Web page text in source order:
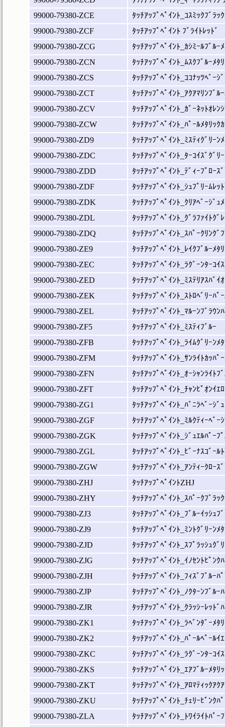
99000-79380-ZCE
ﾀｯﾁｱｯﾌﾟﾍﾟｲﾝﾄ_ｺｽﾐｯｸﾌﾞﾗｯ
99000-79380-ZCF
ﾀｯﾁｱｯﾌﾟﾍﾟｲﾝﾄ ﾌﾞﾗｲﾄﾚｯﾄﾞ
99000-79380-ZCG
ﾀｯﾁｱｯﾌﾟﾍﾟｲﾝﾄ_ｶｼﾐｰﾙﾌﾞﾙｰ
99000-79380-ZCN
ﾀｯﾁｱｯﾌﾟﾍﾟｲﾝﾄ_ﾑｽｸﾌﾞﾙｰﾒﾀ
99000-79380-ZCS
ﾀｯﾁｱｯﾌﾟﾍﾟｲﾝﾄ_ｺｺﾅｯﾂﾍﾞｰｼ
99000-79380-ZCT
ﾀｯﾁｱｯﾌﾟﾍﾟｲﾝﾄ_ｱｸｱﾏﾘﾝﾌﾞﾙ
99000-79380-ZCV
ﾀｯﾁｱｯﾌﾟﾍﾟｲﾝﾄ_ｶﾞｰﾈｯﾄｵﾚﾝ
99000-79380-ZCW
ﾀｯﾁｱｯﾌﾟﾍﾟｲﾝﾄ_ﾊﾟｰﾙﾒﾀﾘｯｸ
99000-79380-ZD9
ﾀｯﾁｱｯﾌﾟﾍﾟｲﾝﾄ_ﾐｽﾃｨｸﾞﾘｰﾝ
99000-79380-ZDC
ﾀｯﾁｱｯﾌﾟﾍﾟｲﾝﾄ_ﾀｰｺｲｽﾞｸﾞﾘ
99000-79380-ZDD
ﾀｯﾁｱｯﾌﾟﾍﾟｲﾝﾄ_ﾃﾞｨｰﾌﾟﾛｰｽ
99000-79380-ZDF
ﾀｯﾁｱｯﾌﾟﾍﾟｲﾝﾄ_ｼｭﾌﾟﾘｰﾑﾚｯ
99000-79380-ZDK
ﾀｯﾁｱｯﾌﾟﾍﾟｲﾝﾄ_ｸﾘｱﾍﾞｰｼﾞｭ
99000-79380-ZDL
ﾀｯﾁｱｯﾌﾟﾍﾟｲﾝﾄ_ｸﾞﾗﾌｧｲﾄｸﾞ
99000-79380-ZDQ
ﾀｯﾁｱｯﾌﾟﾍﾟｲﾝﾄ_ｽﾊﾟｰｸﾘﾝｸﾞ
99000-79380-ZE9
ﾀｯﾁｱｯﾌﾟﾍﾟｲﾝﾄ_ﾚｲｸﾌﾞﾙｰﾒﾀ
99000-79380-ZEC
ﾀｯﾁｱｯﾌﾟﾍﾟｲﾝﾄ_ﾗｸﾞｰﾝﾀｰｺｲ
99000-79380-ZED
ﾀｯﾁｱｯﾌﾟﾍﾟｲﾝﾄ_ﾐｽﾃﾘｱｽﾊﾞｲ
99000-79380-ZEK
ﾀｯﾁｱｯﾌﾟﾍﾟｲﾝﾄ_ｽﾄﾛﾍﾞﾘｰﾊﾟ
99000-79380-ZEL
ﾀｯﾁｱｯﾌﾟﾍﾟｲﾝﾄ_ﾏﾙｰﾝﾌﾞﾗｳﾝ
99000-79380-ZF5
ﾀｯﾁｱｯﾌﾟﾍﾟｲﾝﾄ_ﾐｽﾃｨﾌﾞﾙｰ
99000-79380-ZFB
ﾀｯﾁｱｯﾌﾟﾍﾟｲﾝﾄ_ﾗｲﾑｸﾞﾘｰﾝﾒ
99000-79380-ZFM
ﾀｯﾁｱｯﾌﾟﾍﾟｲﾝﾄ_ｻﾝﾗｲﾄｶｯﾊﾟ
99000-79380-ZFN
ﾀｯﾁｱｯﾌﾟﾍﾟｲﾝﾄ_ｵｰｼｬﾝﾗｲﾄﾌ
99000-79380-ZFT
ﾀｯﾁｱｯﾌﾟﾍﾟｲﾝﾄ_ﾁｬﾝﾋﾟｵﾝｲｴ
99000-79380-ZG1
ﾀｯﾁｱｯﾌﾟﾍﾟｲﾝﾄ_ﾊﾞﾆﾗﾍﾞｰｼﾞｭ
99000-79380-ZGF
ﾀｯﾁｱｯﾌﾟﾍﾟｲﾝﾄ_ﾐﾙｸﾃｨｰﾍﾞｰ
99000-79380-ZGK
ﾀｯﾁｱｯﾌﾟﾍﾟｲﾝﾄ_ｼﾞｭｴﾙﾊﾟｰﾌ
99000-79380-ZGL
ﾀｯﾁｱｯﾌﾟﾍﾟｲﾝﾄ_ﾋﾞｰﾅｽｺﾞｰﾙ
99000-79380-ZGW
ﾀｯﾁｱｯﾌﾟﾍﾟｲﾝﾄ_ｱﾝﾃｨｰｸﾛｰｽ
99000-79380-ZHJ
ﾀｯﾁｱｯﾌﾟﾍﾟｲﾝﾄZHJ
99000-79380-ZHY
ﾀｯﾁｱｯﾌﾟﾍﾟｲﾝﾄ_ｽﾊﾟｰｸﾌﾞﾗｯ
99000-79380-ZJ3
ﾀｯﾁｱｯﾌﾟﾍﾟｲﾝﾄ_ﾌﾞﾙｰｲｯｼｭﾌ
99000-79380-ZJ9
ﾀｯﾁｱｯﾌﾟﾍﾟｲﾝﾄ_ﾐﾝﾄｸﾞﾘｰﾝﾒ
99000-79380-ZJD
ﾀｯﾁｱｯﾌﾟﾍﾟｲﾝﾄ_ｽﾌﾟﾗｯｼｭｸﾞ
99000-79380-ZJG
ﾀｯﾁｱｯﾌﾟﾍﾟｲﾝﾄ_ｲﾉｾﾝﾄﾋﾟﾝｸ
99000-79380-ZJH
ﾀｯﾁｱｯﾌﾟﾍﾟｲﾝﾄ_ﾌｨｽﾞﾌﾞﾙｰﾊ
99000-79380-ZJP
ﾀｯﾁｱｯﾌﾟﾍﾟｲﾝﾄ_ﾉｸﾀｰﾝﾌﾞﾙｰ
99000-79380-ZJR
ﾀｯﾁｱｯﾌﾟﾍﾟｲﾝﾄ_ｸﾗｯｼｰﾚｯﾄﾞ
99000-79380-ZK1
ﾀｯﾁｱｯﾌﾟﾍﾟｲﾝﾄ_ﾗﾍﾞﾝﾀﾞｰﾒﾀ
99000-79380-ZK2
ﾀｯﾁｱｯﾌﾟﾍﾟｲﾝﾄ_ﾊﾟｰﾙﾍﾟｰﾙｲ
99000-79380-ZKC
ﾀｯﾁｱｯﾌﾟﾍﾟｲﾝﾄ_ﾗｸﾞｰﾝﾀｰｺｲ
99000-79380-ZKS
ﾀｯﾁｱｯﾌﾟﾍﾟｲﾝﾄ_ｴｱﾌﾞﾙｰﾒﾀﾘ
99000-79380-ZKT
ﾀｯﾁｱｯﾌﾟﾍﾟｲﾝﾄ_ｱﾛﾏﾃｨｯｸｱｸ
99000-79380-ZKU
ﾀｯﾁｱｯﾌﾟﾍﾟｲﾝﾄ_ﾁｪﾘｰﾋﾟﾝｸﾊ
99000-79380-ZLA
ﾀｯﾁｱｯﾌﾟﾍﾟｲﾝﾄ_ﾄﾜｲﾗｲﾄﾊﾟｰ